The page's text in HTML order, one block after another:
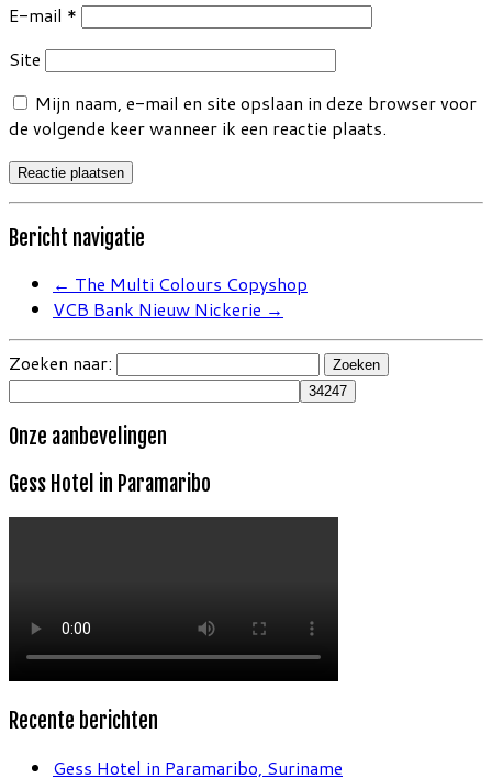
E-mail *
Site
Mijn naam, e-mail en site opslaan in deze browser voor
de volgende keer wanneer ik een reactie plaats.
Bericht navigatie
← The Multi Colours Copyshop
VCB Bank Nieuw Nickerie →
Zoeken naar:
Onze aanbevelingen
Gess Hotel in Paramaribo
Recente berichten
Gess Hotel in Paramaribo, Suriname